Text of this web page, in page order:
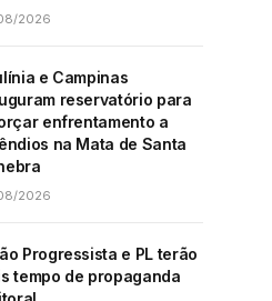
2026
e Campinas
reservatório para
enfrentamento a
na Mata de Santa
2026
Progressista e PL terão
tempo de propaganda